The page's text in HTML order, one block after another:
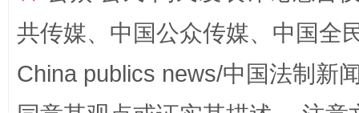
共传媒、中国公众传媒、中国全
China publics news/中国法制新